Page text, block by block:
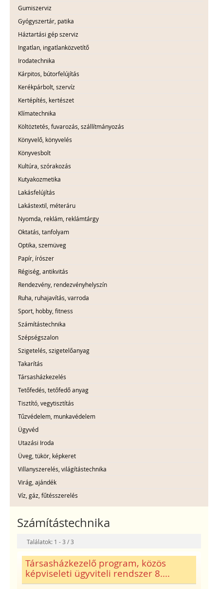
Gumiszerviz
Gyógyszertár, patika
Háztartási gép szerviz
Ingatlan, ingatlanközvetítő
Irodatechnika
Kárpitos, bútorfelújítás
Kerékpárbolt, szervíz
Kertépítés, kertészet
Klímatechnika
Költöztetés, fuvarozás, szállítmányozás
Könyvelő, könyvelés
Könyvesbolt
Kultúra, szórakozás
Kutyakozmetika
Lakásfelújítás
Lakástextil, méteráru
Nyomda, reklám, reklámtárgy
Oktatás, tanfolyam
Optika, szemüveg
Papír, írószer
Régiség, antikvitás
Rendezvény, rendezvényhelyszín
Ruha, ruhajavítás, varroda
Sport, hobby, fitness
Számítástechnika
Szépségszalon
Szigetelés, szigetelőanyag
Takarítás
Társasházkezelés
Tetőfedés, tetőfedő anyag
Tisztító, vegytisztítás
Tűzvédelem, munkavédelem
Ügyvéd
Utazási Iroda
Üveg, tükör, képkeret
Villanyszerelés, világítástechnika
Virág, ajándék
Víz, gáz, fűtésszerelés
Számítástechnika
Találatok: 1 - 3 / 3
Társasházkezelő program, közös
képviseleti ügyviteli rendszer 8....